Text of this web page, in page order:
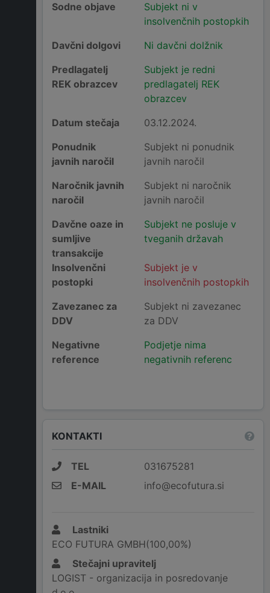
Sodne objave
Subjekt ni v
insolvenčnih postopkih
Davčni dolgovi
Ni davčni dolžnik
Predlagatelj
REK obrazcev
Subjekt je redni
predlagatelj REK
obrazcev
Datum stečaja
03.12.2024.
Ponudnik
javnih naročil
Subjekt ni ponudnik
javnih naročil
Naročnik javnih
naročil
Subjekt ni naročnik
javnih naročil
Davčne oaze in
sumljive
transakcije
Subjekt ne posluje v
tveganih državah
Insolvenčni
postopki
Subjekt je v
insolvenčnih postopkih
Zavezanec za
DDV
Subjekt ni zavezanec
za DDV
Negativne
reference
Podjetje nima
negativnih referenc
KONTAKTI
TEL
031675281
E-MAIL
info@ecofutura.si
Lastniki
ECO FUTURA GMBH(100,00%)
Stečajni upravitelj
LOGIST - organizacija in posredovanje